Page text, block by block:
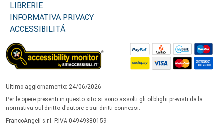
LIBRERIE
INFORMATIVA PRIVACY
ACCESSIBILITÁ
Ultimo aggiornamento: 24/06/2026
Per le opere presenti in questo sito si sono assolti gli obblighi previsti dalla
normativa sul diritto d'autore e sui diritti connessi.
FrancoAngeli s.r.l. P.IVA 04949880159